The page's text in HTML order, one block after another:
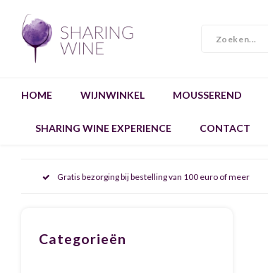
HOME WIJNWINKEL MOUSSEREND
SHARING WINE EXPERIENCE CONTACT
Gratis bezorging bij bestelling van 100 euro of meer
Categorieën